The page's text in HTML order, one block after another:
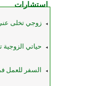
استشارات
زوجي تخلى
حياتي الزوجية
السفر للعمل